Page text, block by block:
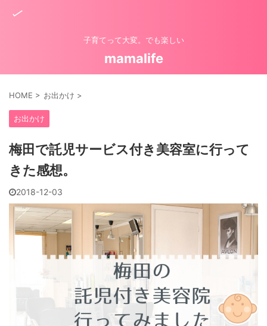
子育てって大変。でも楽しい
mamalife
HOME > お出かけ >
お出かけ
梅田で託児サービス付き美容室に行って
きた感想。
2018-12-03